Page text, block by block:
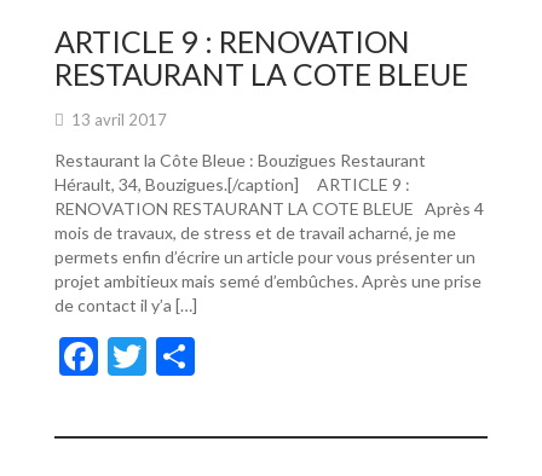
o
o
k
er
ARTICLE 9 : RENOVATION
RESTAURANT LA COTE BLEUE
13 avril 2017
Restaurant la Côte Bleue : Bouzigues Restaurant
Hérault, 34, Bouzigues.[/caption] ARTICLE 9 :
RENOVATION RESTAURANT LA COTE BLEUE Après 4
mois de travaux, de stress et de travail acharné, je me
permets enfin d’écrire un article pour vous présenter un
projet ambitieux mais semé d’embûches. Après une prise
de contact il y’a […]
F
e
T
itt ta